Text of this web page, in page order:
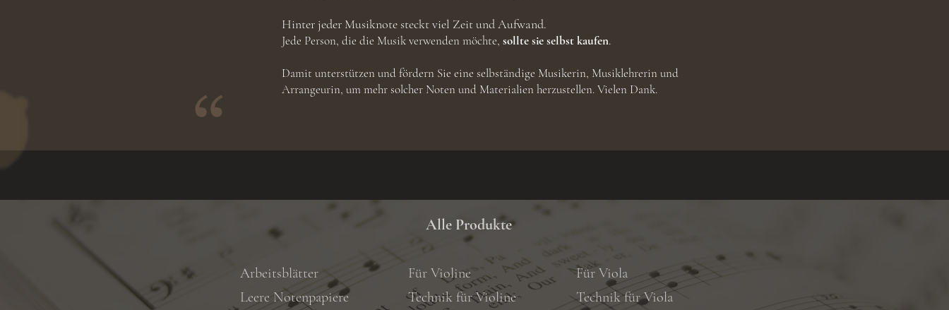
Hinter jeder Musiknote steckt viel Zeit und Aufwand.
Jede Person, die die Musik verwenden möchte, sollte sie selbst kaufen.
Damit unterstützen und fördern Sie eine selbständige Musikerin, Musiklehrerin und
Arrangeurin, um mehr solcher Noten und Materialien herzustellen. Vielen Dank.
Alle Produkte
Arbeitsblätter
Leere Notenpapiere
Für Violine
Technik für Violine
Für Viola
Technik für Viola